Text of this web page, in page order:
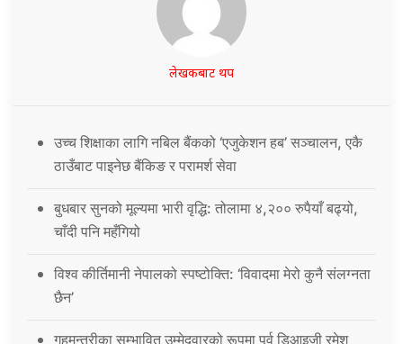
लेखकबाट थप
उच्च शिक्षाका लागि नबिल बैंकको ‘एजुकेशन हब’ सञ्चालन, एकै
ठाउँबाट पाइनेछ बैंकिङ र परामर्श सेवा
बुधबार सुनको मूल्यमा भारी वृद्धि: तोलामा ४,२०० रुपैयाँ बढ्यो,
चाँदी पनि महँगियो
विश्व कीर्तिमानी नेपालको स्पष्टोक्ति: ‘विवादमा मेरो कुनै संलग्नता
छैन’
गृहमन्त्रीका सम्भावित उम्मेदवारको रूपमा पूर्व डिआइजी रमेश